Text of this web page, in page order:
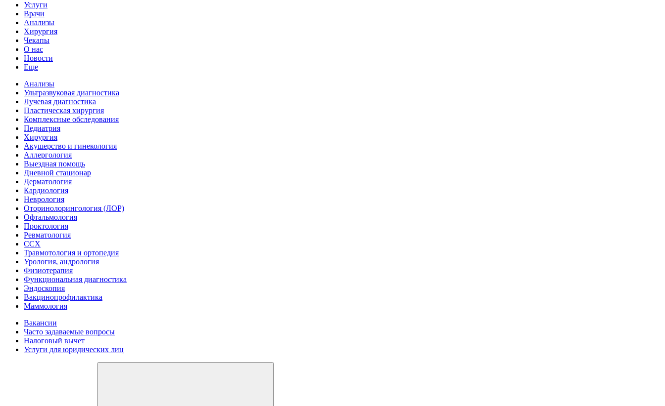
Услуги
Врачи
Анализы
Хирургия
Чекапы
О нас
Новости
Еще
Анализы
Ультразвуковая диагностика
Лучевая диагностика
Пластическая хирургия
Комплексные обследования
Педиатрия
Хирургия
Акушерство и гинекология
Аллергология
Выездная помощь
Дневной стационар
Дерматология
Кардиология
Неврология
Оторинолорингология (ЛОР)
Офтальмология
Проктология
Ревматология
ССХ
Травмотология и ортопедия
Урология, андрология
Физиотерапия
Функциональная диагностика
Эндоскопия
Вакцинопрофилактика
Маммология
Вакансии
Часто задаваемые вопросы
Налоговый вычет
Услуги для юридических лиц